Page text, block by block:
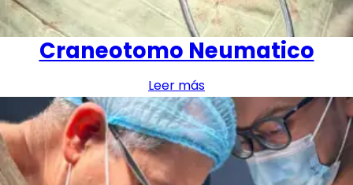
Craneotomo Neumatico
Leer más